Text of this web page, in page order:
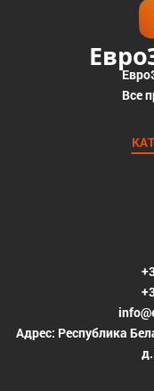
Все
Адрес: Республика